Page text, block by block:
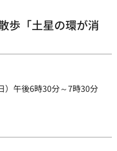
歩「土星の環が消
）午後6時30分～7時30分